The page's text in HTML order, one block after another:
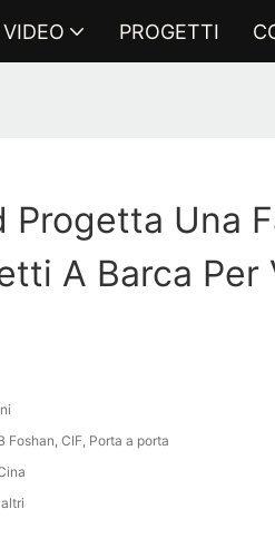
VIDEO PROGETTI
Progetta Una
A Barca Per
Foshan, CIF, Porta a porta